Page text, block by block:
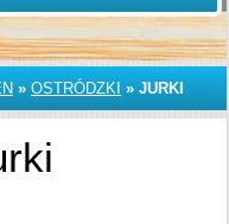
» OSTRÓDZKI » JURKI